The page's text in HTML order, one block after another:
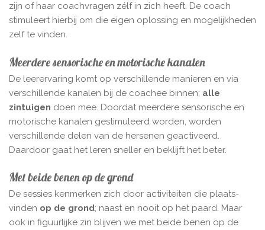
zijn of haar coach­vragen zélf in zich heeft. De coach
stimuleert hierbij om die eigen oplossing en mogelijkheden
zelf te vinden.
Meerdere sensorische en motorische kanalen
De leerervaring komt op verschillende manieren en via
verschillende kanalen bij de coachee binnen; alle
zintuigen doen mee. Doordat meerdere sensorische en
motorische kanalen gestimuleerd worden, worden
verschillende delen van de hersenen geactiveerd.
Daardoor gaat het leren sneller en beklijft het beter.
Met beide benen op de grond
De sessies kenmerken zich door activiteiten die plaats­
vinden op de grond; naast en nooit op het paard. Maar
ook in figuurlijke zin blijven we met beide benen op de